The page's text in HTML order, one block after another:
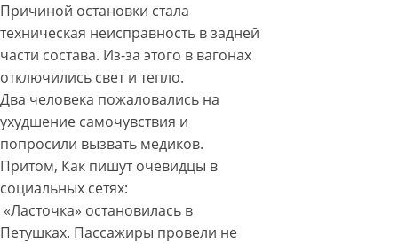
Причиной остановки стала
техническая неисправность в задней
части состава. Из-за этого в вагонах
отключились свет и тепло.
Два человека пожаловались на
ухудшение самочувствия и
попросили вызвать медиков.
Притом, Как пишут очевидцы в
социальных сетях:
«Ласточка» остановилась в
Петушках. Пассажиры провели не